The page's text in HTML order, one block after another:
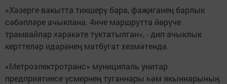
«Хәзерге вакытта тикшерү бара, фаҗиганең барлык
сәбәпләре ачыклана. 4нче маршрутта йөрүче
трамвайлар хәрәкәте туктатылган», - дип ачыклык
керттеләр идарәнең матбугат хезмәтендә.
«Метроэлектротранс» муниципаль унитар
предприятиесе үсмернең туганнары һәм якыннарының